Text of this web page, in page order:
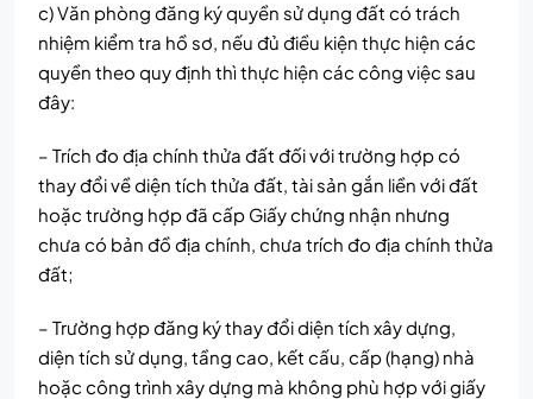
c) Văn phòng đăng ký quyền sử dụng đất có trách
nhiệm kiểm tra hồ sơ, nếu đủ điều kiện thực hiện các
quyền theo quy định thì thực hiện các công việc sau
đây:
– Trích đo địa chính thửa đất đối với trường hợp có
thay đổi về diện tích thửa đất, tài sản gắn liền với đất
hoặc trường hợp đã cấp Giấy chứng nhận nhưng
chưa có bản đồ địa chính, chưa trích đo địa chính thửa
đất;
– Trường hợp đăng ký thay đổi diện tích xây dựng,
diện tích sử dụng, tầng cao, kết cấu, cấp (hạng) nhà
hoặc công trình xây dựng mà không phù hợp với giấy